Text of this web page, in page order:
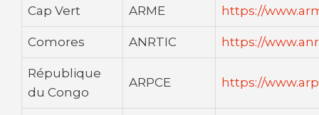
Cap Vert ARME https://
Comores ANRTIC https://
République
du Congo
ARPCE https://